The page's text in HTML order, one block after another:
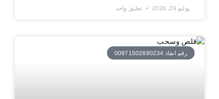
يوليو 26, 2026 تعليق واحد
رقم انقاذ 00971502880234